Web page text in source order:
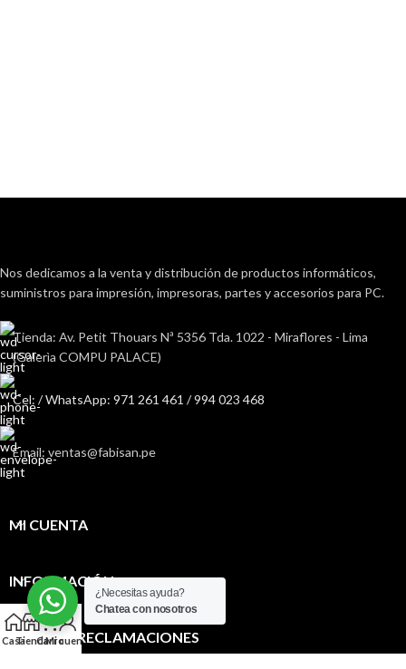
Nos dedicamos a la venta y distribución de productos informáticos,
suministros para impresión, impresoras, partes y accesorios para PC.
Tienda: Av. Petit Thouars Nª 5356 Tda. 1022 - Miraflores - Lima
(Galerìa COMPU PALACE)
Cel: / WhatsApp: 971 261 461 / 994 023 468
Email: ventas@fabisan.pe
MI CUENTA
INFORMACIÓN
LIBRO DE RECLAMACIONES
¿Necesitas ayuda?
Chatea con nosotros
CasaTienda
0
Carro
Mi cuenta